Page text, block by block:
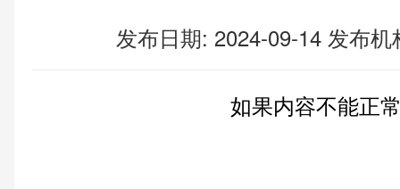
发布日期: 2024-09-14 发布机
如果内容不能正